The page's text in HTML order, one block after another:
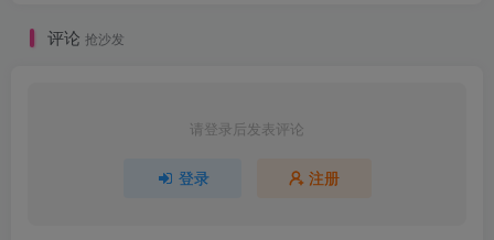
评论 抢沙发
请登录后发表评论
登录 注册